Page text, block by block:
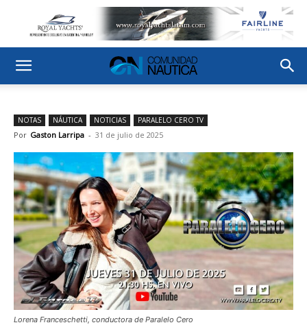
NOTAS NÁUTICA NOTICIAS PARALELO CERO TV
Por Gaston Larripa - 31 de julio de 2025
Lorena Franceschetti, conductora de Paralelo Cero